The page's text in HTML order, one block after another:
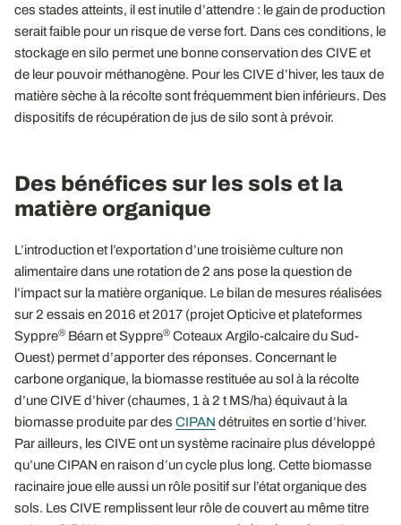
ces stades atteints, il est inutile d’attendre : le gain de production
serait faible pour un risque de verse fort. Dans ces conditions, le
stockage en silo permet une bonne conservation des CIVE et
de leur pouvoir méthanogène. Pour les CIVE d’hiver, les taux de
matière sèche à la récolte sont fréquemment bien inférieurs. Des
dispositifs de récupération de jus de silo sont à prévoir.
Des bénéfices sur les sols et la
matière organique
L’introduction et l’exportation d’une troisième culture non
alimentaire dans une rotation de 2 ans pose la question de
l’impact sur la matière organique. Le bilan de mesures réalisées
sur 2 essais en 2016 et 2017 (projet Opticive et plateformes
Syppre® Béarn et Syppre® Coteaux Argilo-calcaire du Sud-
Ouest) permet d’apporter des réponses. Concernant le
carbone organique, la biomasse restituée au sol à la récolte
d’une CIVE d’hiver (chaumes, 1 à 2 t MS/ha) équivaut à la
biomasse produite par des CIPAN détruites en sortie d’hiver.
Par ailleurs, les CIVE ont un système racinaire plus développé
qu’une CIPAN en raison d’un cycle plus long. Cette biomasse
racinaire joue elle aussi un rôle positif sur l’état organique des
sols. Les CIVE remplissent leur rôle de couvert au même titre